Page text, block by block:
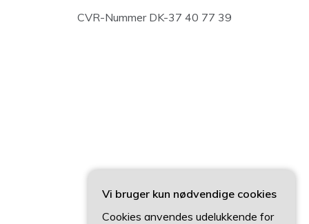
CVR-Nummer DK-37 40 77 39
Vi bruger kun nødvendige cookies
Cookies anvendes udelukkende for